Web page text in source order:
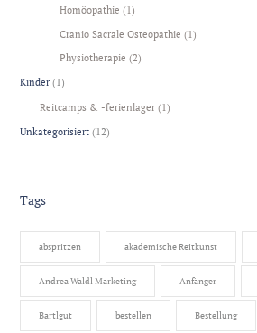
Homöopathie (1)
Cranio Sacrale Osteopathie (1)
Physiotherapie (2)
Kinder (1)
Reitcamps & -ferienlager (1)
Unkategorisiert (12)
Tags
abspritzen akademische Reitkunst
Andrea Waldl Marketing Anfänger
Bartlgut bestellen Bestellung